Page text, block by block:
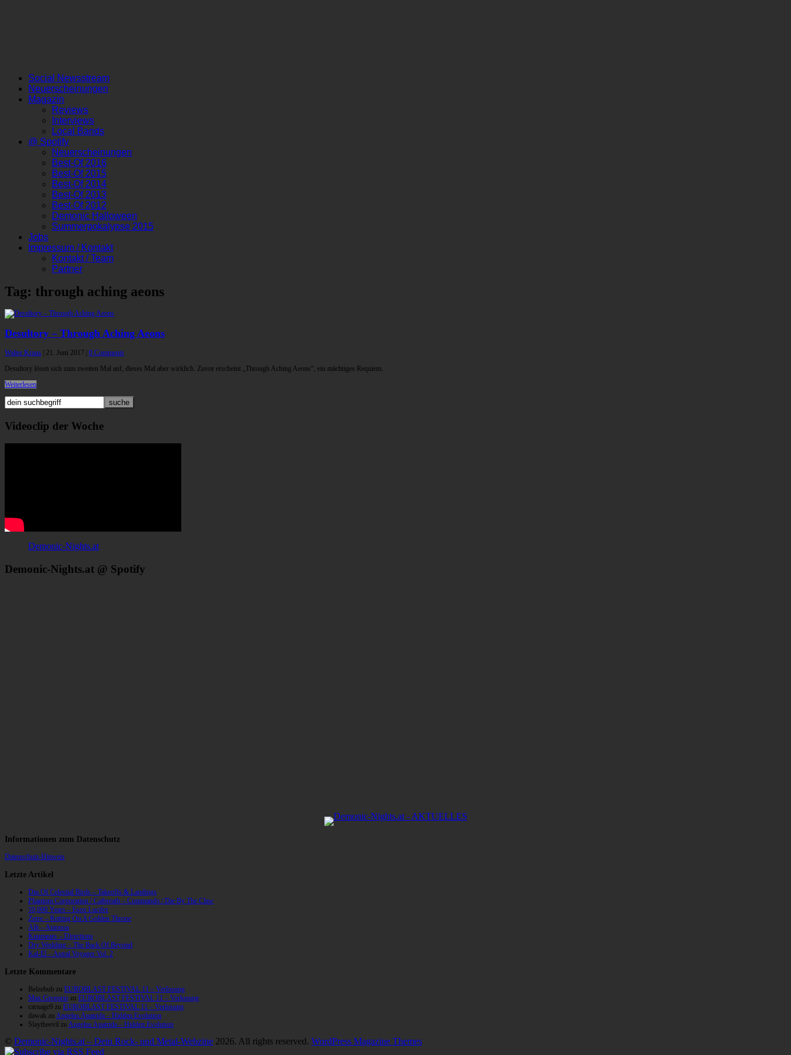
Social Newsstream
Neuerscheinungen
Magazin
Reviews
Interviews
Local Bands
@ Spotify
Neuerscheinungen
Best-Of 2016
Best-Of 2015
Best-Of 2014
Best-Of 2013
Best-Of 2012
Demonic Halloween
Summerpokalypse 2015
Jobs
Impressum / Kontakt
Kontakt / Team
Partner
Tag: through aching aeons
Desultory – Through Aching Aeons
Walter Kraus 21. Juni 2017 0 Comments
Desultory lösen sich zum zweiten Mal auf, dieses Mal aber wirklich. Zuvor erscheint „Through Aching Aeons“, ein mächtiges Requiem.
Weiterlesen
Videoclip der Woche
Demonic-Nights.at
Demonic-Nights.at @ Spotify
Informationen zum Datenschutz
Datenschutz-Hinweis
Letzte Artikel
Din Of Celestial Birds – Takeoffs & Landings
Phantom Corporation / Catbreath – Commando / Die By The Claw
10,000 Years – Esox Lucifer
Zerre – Rotting On A Golden Throne
Allt – Ataraxia
Knumears – Directions
Dry Wedding – The Back Of Beyond
Kal-El – Astral Voyager Vol. 2
Letzte Kommentare
Belzebub zu EUROBLAST FESTIVAL 11 – Verlosung
Max Gregorio zu EUROBLAST FESTIVAL 11 – Verlosung
carnage9 zu EUROBLAST FESTIVAL 11 – Verlosung
dawak zu Angelus Apatrida – Hidden Evolution
Slaytheevil zu Angelus Apatrida – Hidden Evolution
© Demonic-Nights.at – Dein Rock- und Metal-Webzine 2026. All rights reserved. WordPress Magazine Themes